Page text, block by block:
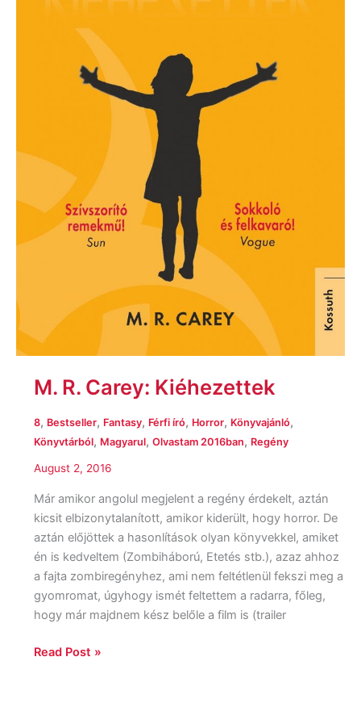
M. R. Carey: Kiéhezettek
8, Bestseller, Fantasy, Férfi író, Horror, Könyvajánló,
Könyvtárból, Magyarul, Olvastam 2016ban, Regény
August 2, 2016
Már amikor angolul megjelent a regény érdekelt, aztán
kicsit elbizonytalanított, amikor kiderült, hogy horror. De
aztán előjöttek a hasonlítások olyan könyvekkel, amiket
én is kedveltem (Zombiháború, Etetés stb.), azaz ahhoz
a fajta zombiregényhez, ami nem feltétlenül fekszi meg a
gyomromat, úgyhogy ismét feltettem a radarra, főleg,
hogy már majdnem kész belőle a film is (trailer
Read Post »